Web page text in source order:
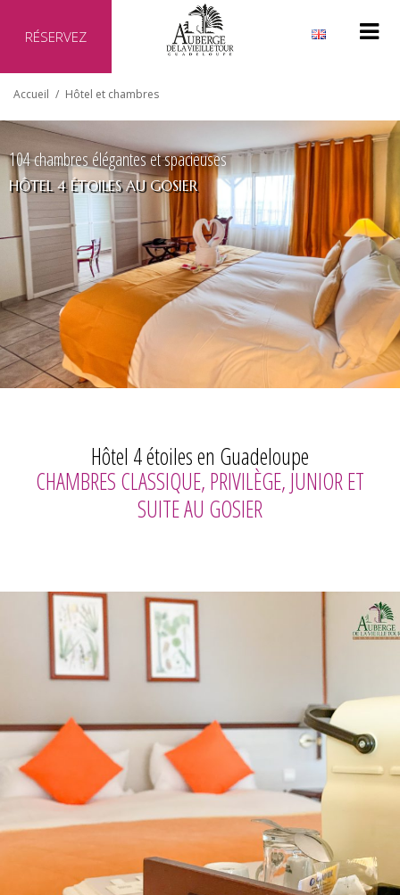
RÉSERVEZ
Accueil / Hôtel et chambres
Meilleur prix garanti
Aucun frais supplémentaire
Transaction sécurisée
Hôtel 4 étoiles en Guadeloupe
CHAMBRES CLASSIQUE, PRIVILÈGE, JUNIOR ET
SUITE AU GOSIER